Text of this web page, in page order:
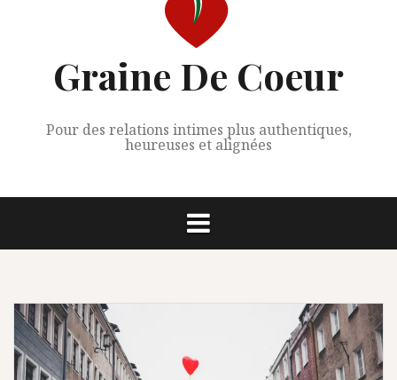
Graine De Coeur
Pour des relations intimes plus authentiques,
heureuses et alignées